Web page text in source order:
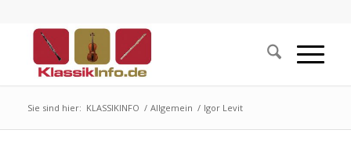
Sie sind hier: KLASSIKINFO / Allgemein / Igor Levit